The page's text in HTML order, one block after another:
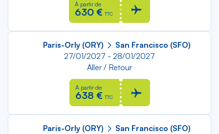
À partir de
630 € TTC
Paris-Orly (ORY)
San Francisco (SFO)
27/01/2027 - 28/01/2027
Aller / Retour
À partir de
638 € TTC
Paris-Orly (ORY)
San Francisco (SFO)